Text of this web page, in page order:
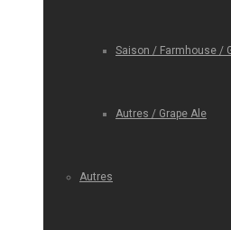
Saison / Farmhouse /
Autres / Grape Ale
Autres